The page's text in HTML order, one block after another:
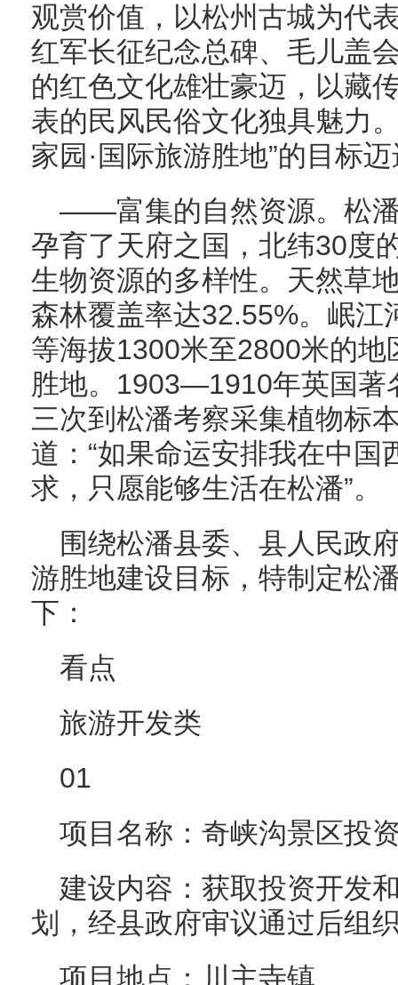
观赏价值，以松州古城为代
红军长征纪念总碑、毛儿盖
的红色文化雄壮豪迈，以藏
表的民风民俗文化独具魅力
家园·国际旅游胜地”的目标
——富集的自然资源。松
孕育了天府之国，北纬30度
生物资源的多样性。天然草
森林覆盖率达32.55%。岷
等海拔1300米至2800米的
胜地。1903—1910年英国著
三次到松潘考察采集植物标
道：“如果命运安排我在中
求，只愿能够生活在松潘”。
围绕松潘县委、县人民政
游胜地建设目标，特制定松
下：
看点
旅游开发类
01
项目名称：奇峡沟景区投
建设内容：获取投资开发
划，经县政府审议通过后组
项目地点：川主寺镇